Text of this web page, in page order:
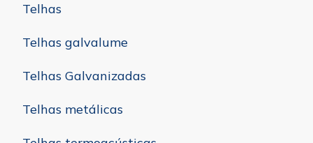
Telhas
Telhas galvalume
Telhas Galvanizadas
Telhas metálicas